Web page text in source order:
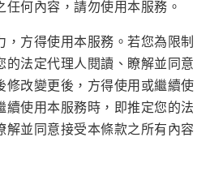
何內容，請勿使用本服務。
方得使用本服務。若您為限制
的法定代理人閱讀、瞭解並同意
修改變更後，方得使用或繼續使
續使用本服務時，即推定您的法
解並同意接受本條款之所有內容